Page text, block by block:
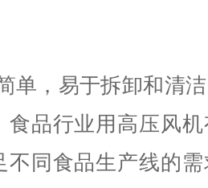
，易于拆卸和清
食品行业用高压风
不同食品生产线的